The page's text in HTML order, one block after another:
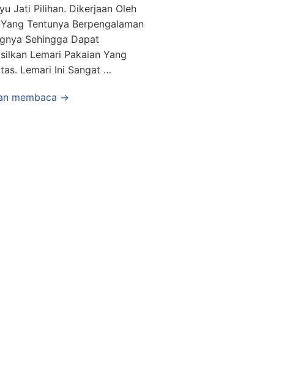
Jati Pilihan. Dikerjaan Oleh
Tentunya Berpengalaman
Sehingga Dapat
Lemari Pakaian Yang
Lemari Ini Sangat …
membaca →